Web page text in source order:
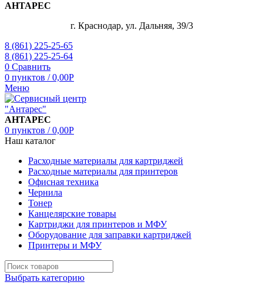
АНТАРЕС
г. Краснодар, ул. Дальняя, 39/3
8 (861) 225-25-65
8 (861) 225-25-64
0 Сравнить
0 пунктов / 0,00Р
Меню
АНТАРЕС
0 пунктов / 0,00Р
Наш каталог
Расходные материалы для картриджей
Расходные материалы для принтеров
Офисная техника
Чернила
Тонер
Канцелярские товары
Картриджи для принтеров и МФУ
Оборудование для заправки картриджей
Принтеры и МФУ
Выбрать категорию